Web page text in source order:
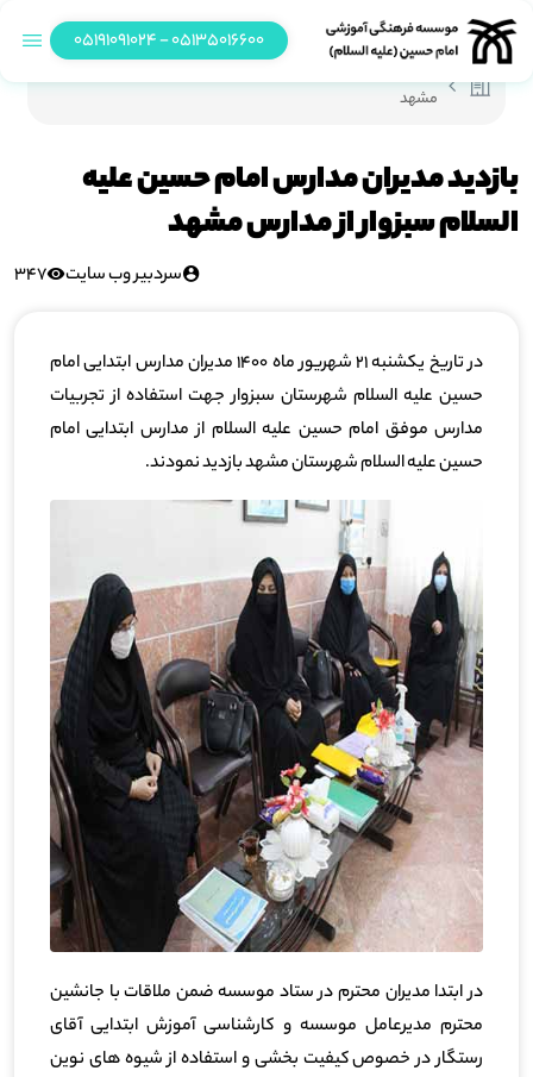
05135016600 - 05191091024
مشهد
بازدید مدیران مدارس امام حسین علیه
السلام سبزوار از مدارس مشهد
سردبیر وب سایت 347
در تاریخ یکشنبه 21 شهریور ماه 1400 مدیران مدارس ابتدایی امام
حسین علیه السلام شهرستان سبزوار جهت استفاده از تجربیات
مدارس موفق امام حسین علیه السلام از مدارس ابتدایی امام
حسین علیه السلام شهرستان مشهد بازدید نمودند.
در ابتدا مدیران محترم در ستاد موسسه ضمن ملاقات با جانشین
محترم مدیرعامل موسسه و کارشناسی آموزش ابتدایی آقای
رستگار در خصوص کیفیت بخشی و استفاده از شیوه های نوین